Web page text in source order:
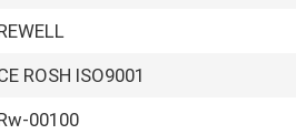
ROSH ISO9001
00100